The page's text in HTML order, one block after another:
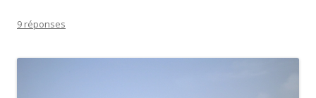
9 réponses